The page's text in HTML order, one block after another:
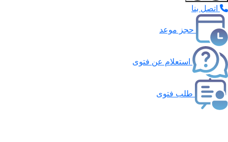
اتصل بنا
حجز موعد
استعلام عن فتوى
طلب فتوى